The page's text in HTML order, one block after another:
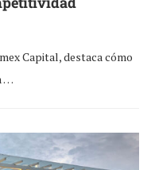
Capital, destaca cómo
…